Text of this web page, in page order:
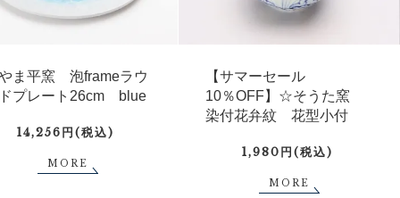
ま平窯 泡frameラウ
プレート26cm blue
14,256円(税込)
MORE
【サマーセール
10％OFF】☆そうた窯
染付花弁紋 花型小付
1,980円(税込)
MORE